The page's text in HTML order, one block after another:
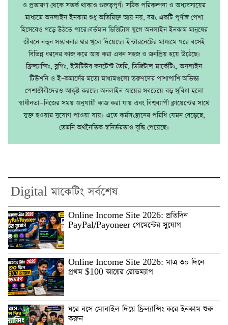
ও প্রতারণা থেকে সতর্ক থাকাও গুরুত্বপূর্ণ। সঠিক পরিকল্পনা ও অধ্যবসায়ের
মাধ্যমে অনলাইন ইনকাম শুধু অতিরিক্ত আয় নয়, বরং একটি পূর্ণাঙ্গ পেশা
হিসেবেও গড়ে উঠতে পারে।বর্তমান ডিজিটাল যুগে অনলাইন ইনকাম মানুষের
জীবনে নতুন সম্ভাবনার দ্বার খুলে দিয়েছে। ইন্টারনেটের মাধ্যমে ঘরে বসেই
বিভিন্ন ধরনের কাজ করে আয় করা এখন সহজ ও জনপ্রিয় হয়ে উঠেছে।
ফ্রিল্যান্সিং, ব্লগিং, ইউটিউব কনটেন্ট তৈরি, ডিজিটাল মার্কেটিং, অনলাইন
টিউশনি ও ই–কমার্সের মতো মাধ্যমগুলো তরুণদের পাশাপাশি অভিজ্ঞ
পেশাজীবীদেরও আকৃষ্ট করছে। অনলাইন আয়ের সবচেয়ে বড় সুবিধা হলো
স্বাধীনতা—নিজের সময় অনুযায়ী কাজ করা যায় এবং বিশ্বব্যাপী ক্লায়েন্টের সাথে
যুক্ত হওয়ার সুযোগ পাওয়া যায়। এতে কর্মসংস্থানের পরিধি যেমন বেড়েছে,
তেমনি অর্থনৈতিক স্বনির্ভরতাও বৃদ্ধি পেয়েছে।
Digital মাকেটিং সর্বশেষ
Online Income Site 2026: প্রতিদিন
PayPal/Payoneer পেমেন্টের সুযোগ
Online Income Site 2026: মাত্র ৩০ দিনে
প্রথম $100 আয়ের রোডম্যাপ
ঘরে বসে মোবাইল দিয়ে ফ্রিল্যান্সিং করে ইনকাম শুরু
করুন